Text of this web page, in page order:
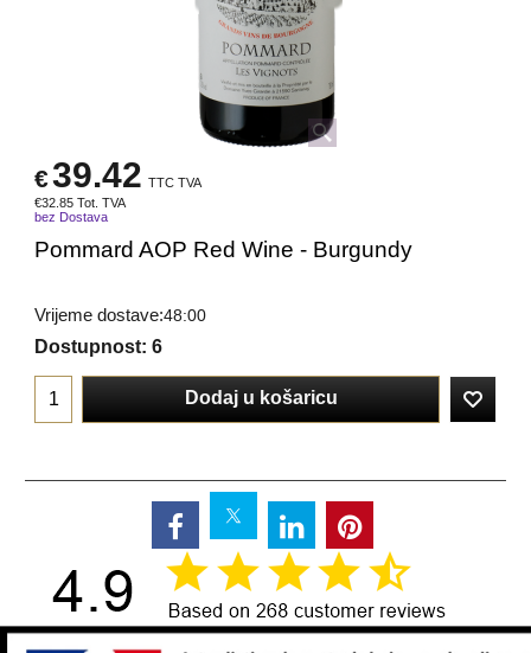
€39.42 TTC TVA
€32.85 Tot. TVA
bez Dostava
Pommard AOP Red Wine - Burgundy
Vrijeme dostave:48:00
Dostupnost: 6
Dodaj u košaricu